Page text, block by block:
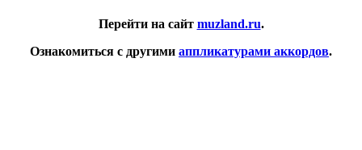
Перейти на сайт muzland.ru.
Ознакомиться с другими аппликатурами аккордов.